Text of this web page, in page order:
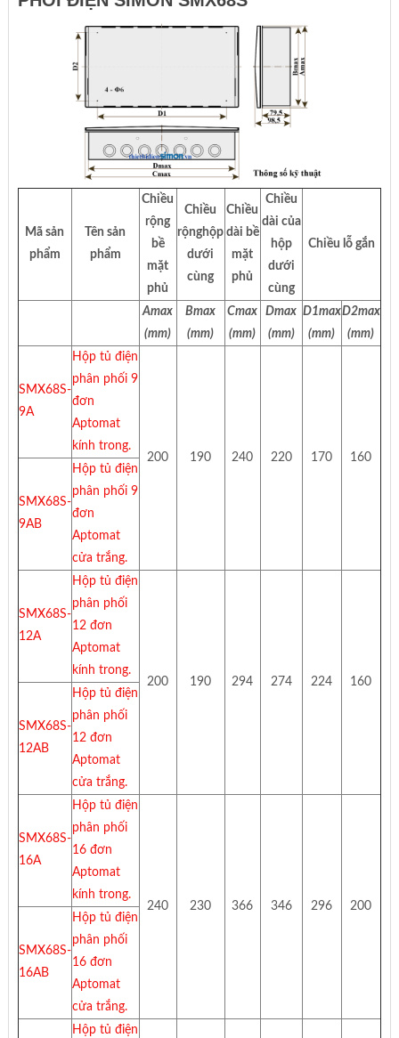
Mã sản
phẩm
Tên sản
phẩm
Chiều
rộng
bề
mặt
phủ
Chiều
rộnghộp
dưới
cùng
Chiều
dài bề
mặt
phủ
Chiều
dài của
hộp
dưới
cùng
Chiều lỗ gắn
Amax
(mm)
Bmax
(mm)
Cmax
(mm)
Dmax
(mm)
D1max
(mm)
D2max
(mm)
SMX68S-
9A
Hộp tủ điện
phân phối 9
đơn
Aptomat
kính trong.
200
190 240 220 170 160
SMX68S-
9AB
Hộp tủ điện
phân phối 9
đơn
Aptomat
cửa trắng.
SMX68S-
12A
Hộp tủ điện
phân phối
12 đơn
Aptomat
kính trong.
200
190 294 274 224 160
SMX68S-
12AB
Hộp tủ điện
phân phối
12 đơn
Aptomat
cửa trắng.
SMX68S-
16A
Hộp tủ điện
phân phối
16 đơn
Aptomat
kính trong.
240
230 366 346 296 200
SMX68S-
16AB
Hộp tủ điện
phân phối
16 đơn
Aptomat
cửa trắng.
Hộp tủ điện